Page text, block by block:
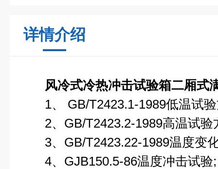
详情介绍
风冷式冷热冲击试验箱二厢式
1、 GB/T2423.1-1989低温试验
2、GB/T2423.2-1989高温试验
3、GB/T2423.22-1989温度变
4、GJB150.5-86温度冲击试验;